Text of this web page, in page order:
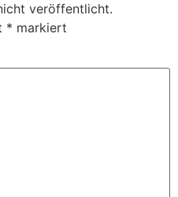
veröffentlicht.
* markiert